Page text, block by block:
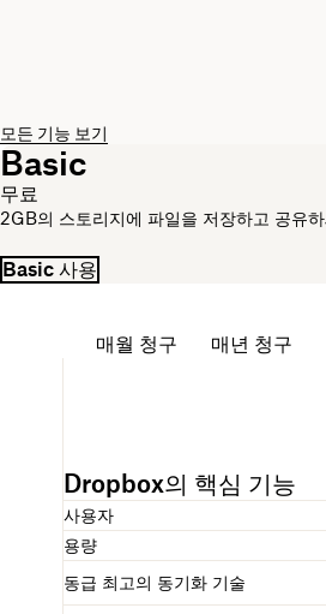
모든 기능 보기
Basic
무료
2GB의 스토리지에 파일을 저장하고 공유
Basic 사용
청구 주기 선택
매월 청구 매년 청구
다
양
한
Dropbox
요
금
명
구
조
하
기
링
크
Dropbox의 핵심 기능
사용자
용량
동급 최고의 동기화 기술